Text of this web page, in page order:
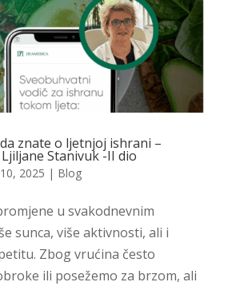
znate o ljetnjoj ishrani –
Stanivuk -II dio
2025 | Blog
u svakodnevnim
sunca, više aktivnosti, ali i
Zbog vrućina često
ili posežemo za brzom, ali